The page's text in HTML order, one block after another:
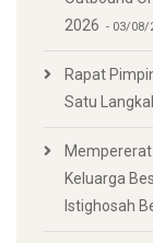
2026
03/08/
Rapat
Satu
Keluarga
Istighosah